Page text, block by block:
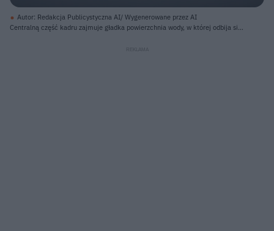
Autor: Redakcja Publicystyczna AI/ Wygenerowane przez AI
Centralną część kadru zajmuje gładka powierzchnia wody, w której odbija się
rozmyty i jednolicie szary. Na lewym brzegu widać zarys drzew, a w oddali,